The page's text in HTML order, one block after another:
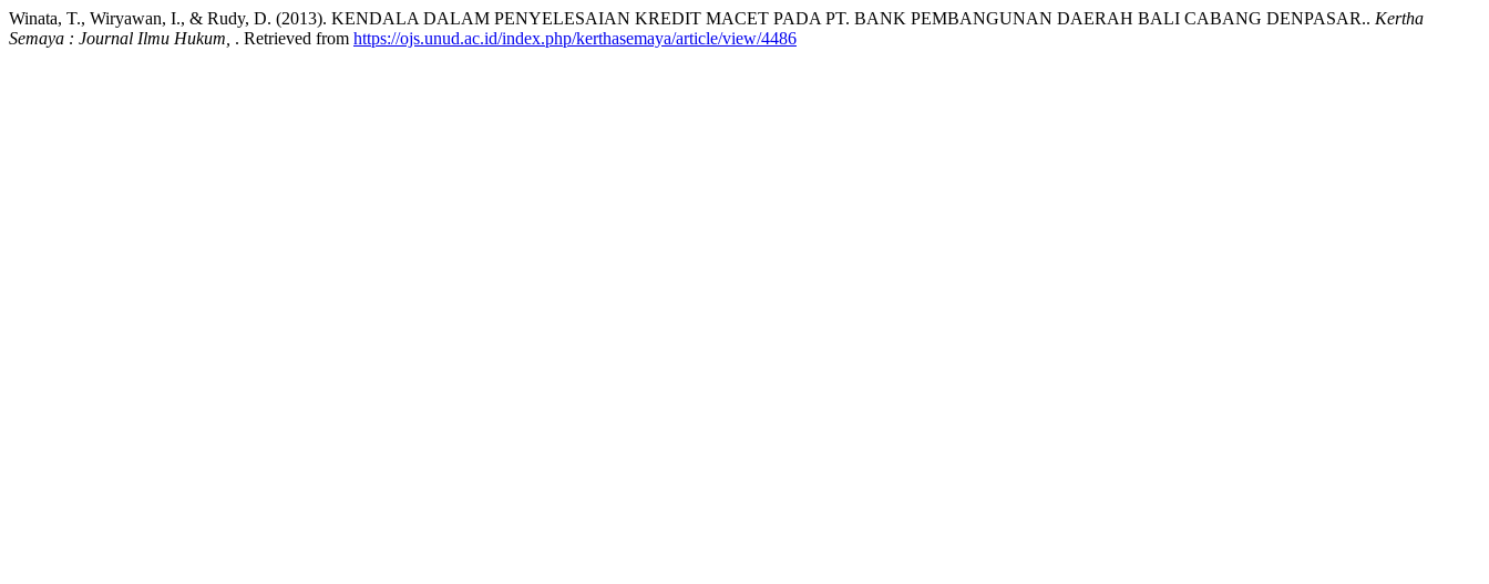
Winata, T., Wiryawan, I., & Rudy, D. (2013). KENDALA DALAM PENYELESAIAN KREDIT MACET PADA PT. BANK PEMBANGUNAN DAERAH BALI CABANG DENPASAR.. Kertha
Semaya : Journal Ilmu Hukum, . Retrieved from https://ojs.unud.ac.id/index.php/kerthasemaya/article/view/4486